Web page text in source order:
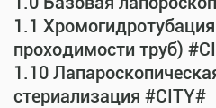
1.1
проходимости труб)
1.10
стериализация #CITY#